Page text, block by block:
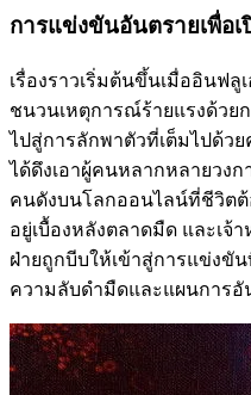
การแข่งขันอันตรายเพื่อ
เรื่องราวเริ่มต้นขึ้นเมื่ออินฟ
ชนวนเหตุการณ์ร้ายแรงด้วย
ไปสู่การลักพาตัวที่เต็มไปด้ว
ได้ดึงเอาผู้คนหลากหลายวงก
คนดังบนโลกออนไลน์ที่ชีวิต
อยู่เบื้องหลังตลาดมืด และเจ้
ฝ่ายถูกบีบให้เข้าสู่การแข่งขั
ความลับดำมืดและแผนการอั